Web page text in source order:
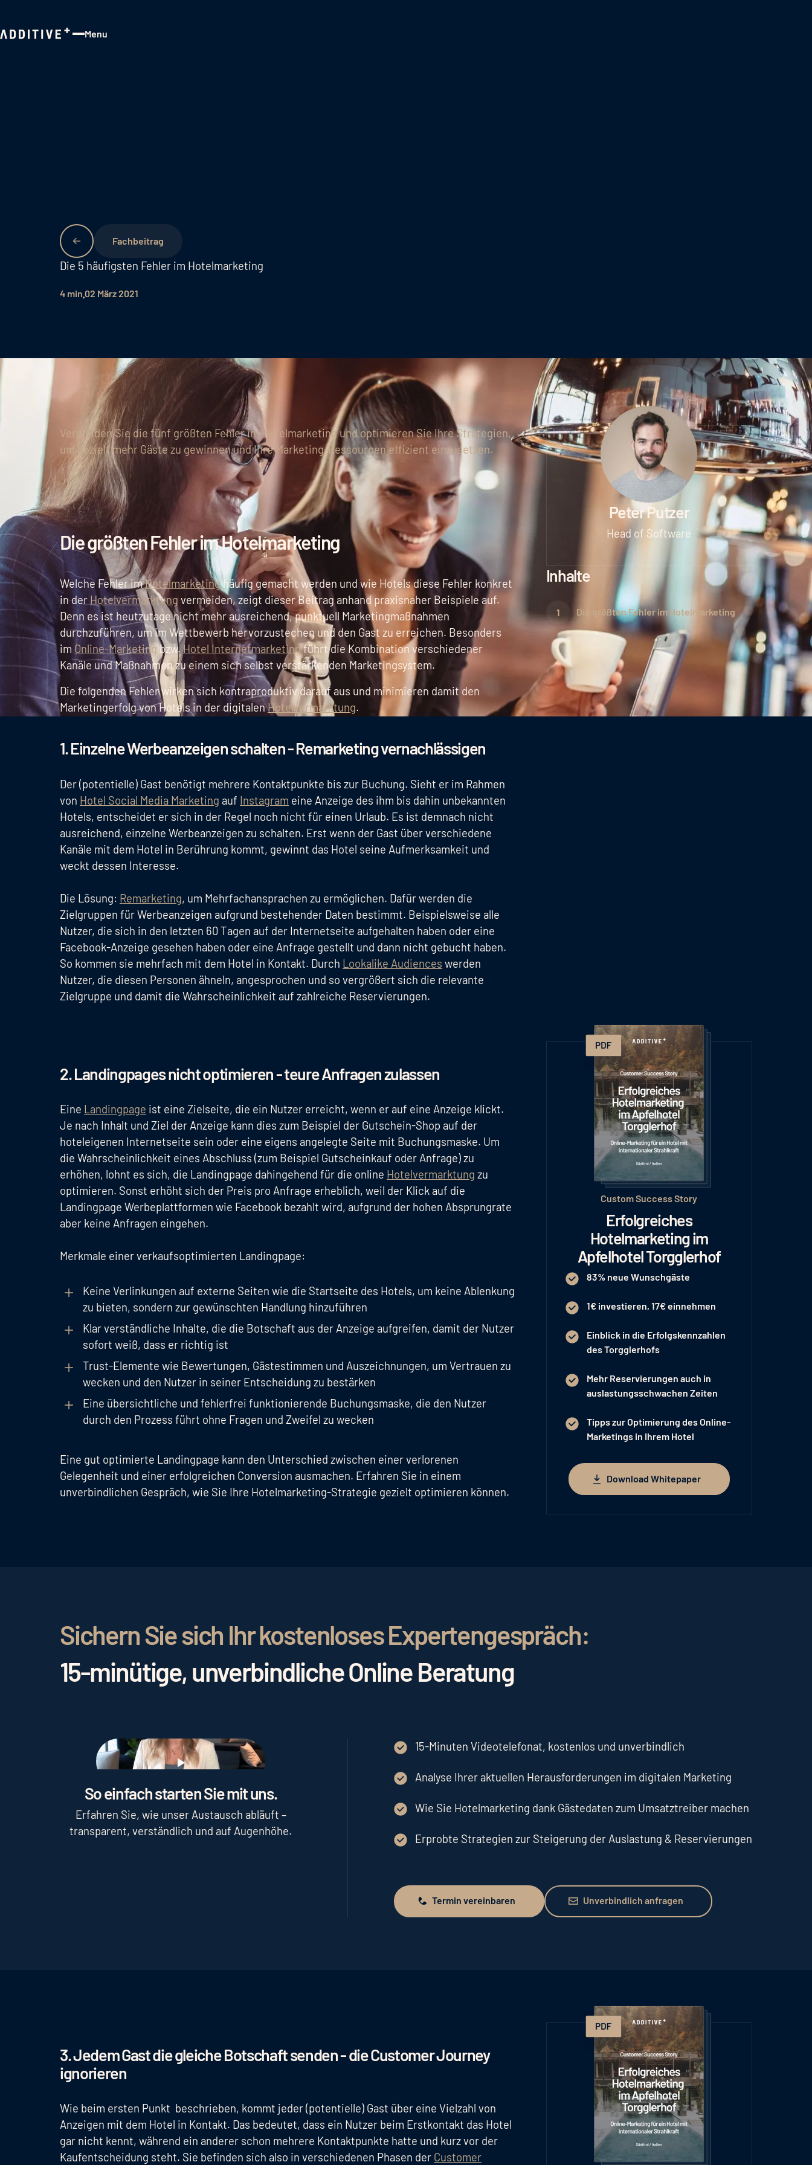
Menu
Fachbeitrag
Die 5 häufigsten Fehler im Hotelmarketing
4 min 02 März 2021
Vermeiden Sie die fünf größten Fehler im Hotelmarketing und optimieren Sie Ihre Strategien,
um gezielt mehr Gäste zu gewinnen und Ihre Marketing-Ressourcen effizient einzusetzen.
Die größten Fehler im Hotelmarketing
Welche Fehler imHotelmarketinghäufig gemacht werden und wie Hotels diese Fehler konkret
in der Hotelvermarktung vermeiden, zeigt dieser Beitrag anhand praxisnaher Beispiele auf.
Denn es ist heutzutage nicht mehr ausreichend, punktuell Marketingmaßnahmen
durchzuführen, um im Wettbewerb hervorzustechen und den Gast zu erreichen. Besonders
im Online-Marketingbzw.Hotel Internetmarketingführt die Kombination verschiedener
Kanäle und Maßnahmen zu einem sich selbst verstärkenden Marketingsystem.
Die folgenden Fehler wirken sich kontraproduktiv darauf aus und minimieren damit den
Marketingerfolg von Hotels in der digitalenHotelvermarktung.
1. Einzelne Werbeanzeigen schalten - Remarketing vernachlässigen
Der (potentielle) Gast benötigt mehrere Kontaktpunkte bis zur Buchung. Sieht er im Rahmen
von Hotel Social Media Marketing auf Instagram eine Anzeige des ihm bis dahin unbekannten
Hotels, entscheidet er sich in der Regel noch nicht für einen Urlaub. Es ist demnach nicht
ausreichend, einzelne Werbeanzeigen zu schalten. Erst wenn der Gast über verschiedene
Kanäle mit dem Hotel in Berührung kommt, gewinnt das Hotel seine Aufmerksamkeit und
weckt dessen Interesse.
Die Lösung: Remarketing, um Mehrfachansprachen zu ermöglichen. Dafür werden die
Zielgruppen für Werbeanzeigen aufgrund bestehender Daten bestimmt. Beispielsweise alle
Nutzer, die sich in den letzten 60 Tagen auf der Internetseite aufgehalten haben oder eine
Facebook-Anzeige gesehen haben oder eine Anfrage gestellt und dann nicht gebucht haben.
So kommen sie mehrfach mit dem Hotel in Kontakt. Durch Lookalike Audiences werden
Nutzer, die diesen Personen ähneln, angesprochen und so vergrößert sich die relevante
Zielgruppe und damit die Wahrscheinlichkeit auf zahlreiche Reservierungen.
Peter Putzer
Head of Software
Inhalte
Die größten Fehler im Hotelmarketing
2. Landingpages nicht optimieren - teure Anfragen zulassen
Eine Landingpage ist eine Zielseite, die ein Nutzer erreicht, wenn er auf eine Anzeige klickt.
Je nach Inhalt und Ziel der Anzeige kann dies zum Beispiel der Gutschein-Shop auf der
hoteleigenen Internetseite sein oder eine eigens angelegte Seite mit Buchungsmaske. Um
die Wahrscheinlichkeit eines Abschluss (zum Beispiel Gutscheinkauf oder Anfrage) zu
erhöhen, lohnt es sich, die Landingpage dahingehend für die online Hotelvermarktung zu
optimieren. Sonst erhöht sich der Preis pro Anfrage erheblich, weil der Klick auf die
Landingpage Werbeplattformen wie Facebook bezahlt wird, aufgrund der hohen Absprungrate
aber keine Anfragen eingehen.
Merkmale einer verkaufsoptimierten Landingpage:
Keine Verlinkungen auf externe Seiten wie die Startseite des Hotels, um keine Ablenkung
zu bieten, sondern zur gewünschten Handlung hinzuführen
Klar verständliche Inhalte, die die Botschaft aus der Anzeige aufgreifen, damit der Nutzer
sofort weiß, dass er richtig ist
Trust-Elemente wie Bewertungen, Gästestimmen und Auszeichnungen, um Vertrauen zu
wecken und den Nutzer in seiner Entscheidung zu bestärken
Eine übersichtliche und fehlerfrei funktionierende Buchungsmaske, die den Nutzer
durch den Prozess führt ohne Fragen und Zweifel zu wecken
Eine gut optimierte Landingpage kann den Unterschied zwischen einer verlorenen
Gelegenheit und einer erfolgreichen Conversion ausmachen. Erfahren Sie in einem
unverbindlichen Gespräch, wie Sie Ihre Hotelmarketing-Strategie gezielt optimieren können.
Custom Success Story
Erfolgreiches
Hotelmarketing im
Apfelhotel Torgglerhof
83% neue Wunschgäste
1€ investieren, 17€ einnehmen
Einblick in die Erfolgskennzahlen
des Torgglerhofs
Mehr Reservierungen auch in
auslastungsschwachen Zeiten
Tipps zur Optimierung des Online-
Marketings in Ihrem Hotel
Download Whitepaper
Download Whitepaper
Sichern Sie sich Ihr kostenloses Expertengespräch:
15-minütige, unverbindliche Online Beratung
Play
So einfach starten Sie mit uns.
Erfahren Sie, wie unser Austausch abläuft –
transparent, verständlich und auf Augenhöhe.
15-Minuten Videotelefonat, kostenlos und unverbindlich
Analyse Ihrer aktuellen Herausforderungen im digitalen Marketing
Wie Sie Hotelmarketing dank Gästedaten zum Umsatztreiber machen
Erprobte Strategien zur Steigerung der Auslastung & Reservierungen
Termin vereinbaren
Termin vereinbaren
Unverbindlich anfragen
Unverbindlich anfragen
3. Jedem Gast die gleiche Botschaft senden - die Customer Journey
ignorieren
Wie beim ersten Punkt beschrieben, kommt jeder (potentielle) Gast über eine Vielzahl von
Anzeigen mit dem Hotel in Kontakt. Das bedeutet, dass ein Nutzer beim Erstkontakt das Hotel
gar nicht kennt, während ein anderer schon mehrere Kontaktpunkte hatte und kurz vor der
Kaufentscheidung steht. Sie befinden sich also in verschiedenen Phasen der Customer